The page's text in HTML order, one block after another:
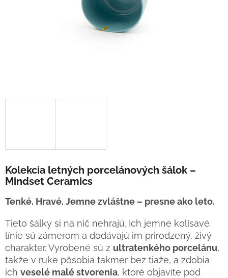
Kolekcia letných porcelánových šálok –
Mindset Ceramics
Tenké. Hravé. Jemne zvláštne – presne ako leto.
Tieto šálky si na nič nehrajú. Ich jemne kolísavé
línie sú zámerom a dodávajú im prirodzený, živý
charakter. Vyrobené sú z ultratenkého porcelánu,
takže v ruke pôsobia takmer bez tiaže, a zdobia
ich veselé malé stvorenia, ktoré objavíte pod